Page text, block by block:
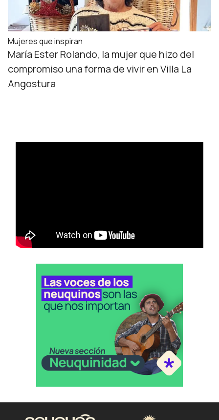
Mujeres que inspiran
María Ester Rolando, la mujer que hizo del
compromiso una forma de vivir en Villa La
Angostura